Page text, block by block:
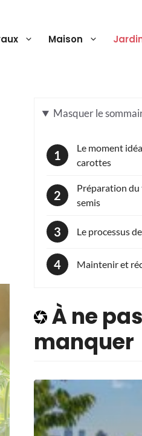
Maison
Masquerle
Le moment
carottes
Préparation
semis
Le processus
Maintenir et
À ne pas
manquer